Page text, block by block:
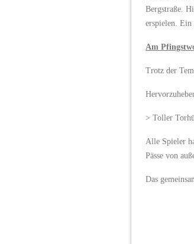
Bergstraße.
erspielen. Ein
Am
Trotz der
> Toller
Alle Spieler
Pässe von
Das